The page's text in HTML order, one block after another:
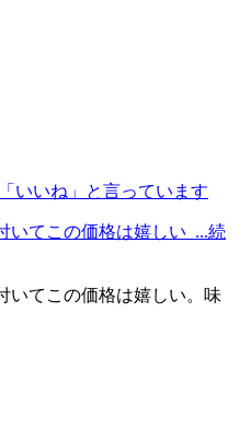
いいね」と言っています
いてこの価格は嬉しい ...続
いてこの価格は嬉しい。味